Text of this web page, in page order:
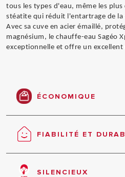
tous les types d'eau, même les plus
stéatite qui réduit l'entartrage de la
Avec sa cuve en acier émaillé,
magnésium, le chauffe-eau Sagéo
exceptionnelle et offre un
ÉCONOMIQUE
Le meilleur rapport qualité/
FIABILITÉ ET
Double protection
SILENCIEUX